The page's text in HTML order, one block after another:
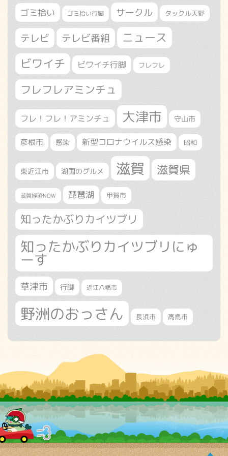
ゴミ拾い ゴミ拾い行脚 サークル タックル天野
テレビ テレビ番組 ニュース
ビワイチ ビワイチ行脚 フレフレ
フレフレアミンチュ
フレ！フレ！アミンチュ 大津市 守山市
彦根市 感染 新型コロナウイルス感染 昭和
東近江市 湖国のグルメ 滋賀 滋賀県
滋賀経済NOW 琵琶湖 甲賀市
知ったかぶりカイツブリ
知ったかぶりカイツブリにゅ
ーす
草津市 行脚 近江八幡市
野洲のおっさん 長浜市 高島市